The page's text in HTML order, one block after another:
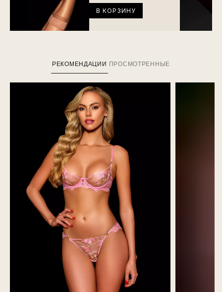
В КОРЗИНУ
РЕКОМЕНДАЦИИ ПРОСМОТРЕННЫЕ